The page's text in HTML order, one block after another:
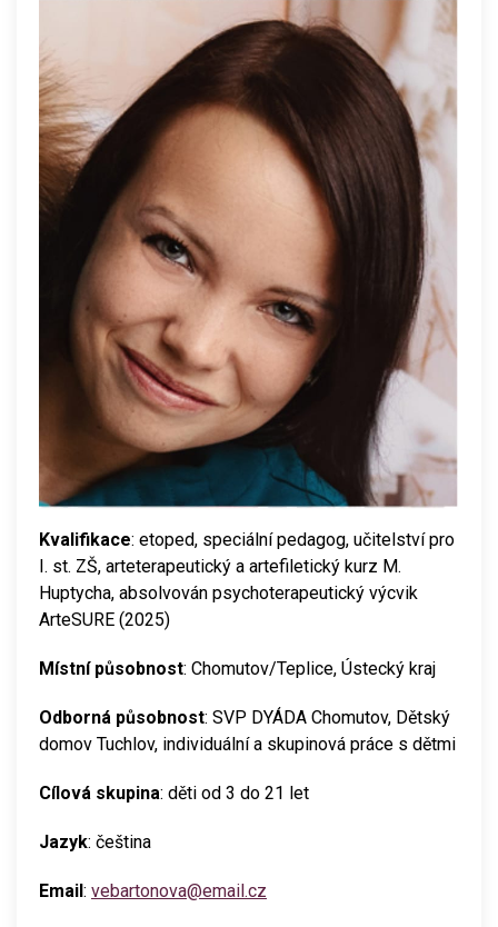
Kvalifikace: etoped, speciální pedagog, učitelství pro
I. st. ZŠ, arteterapeutický a artefiletický kurz M.
Huptycha, absolvován psychoterapeutický výcvik
ArteSURE (2025)
Místní působnost: Chomutov/Teplice, Ústecký kraj
Odborná působnost: SVP DYÁDA Chomutov, Dětský
domov Tuchlov, individuální a skupinová práce s dětmi
Cílová skupina: děti od 3 do 21 let
Jazyk: čeština
Email: vebartonova@email.cz